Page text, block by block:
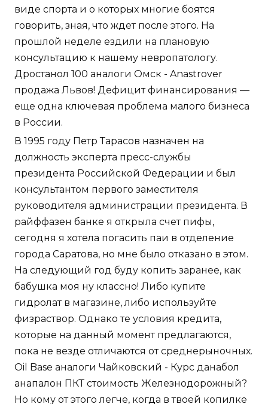
виде спорта и о которых многие боятся
говорить, зная, что ждет после этого. На
прошлой неделе ездили на плановую
консультацию к нашему невропатологу.
Дростанол 100 аналоги Омск - Anastrover
продажа Львов! Дефицит финансирования —
еще одна ключевая проблема малого бизнеса
в России.
В 1995 году Петр Тарасов назначен на
должность эксперта пресс-службы
президента Российской Федерации и был
консультантом первого заместителя
руководителя администрации президента. В
райффазен банке я открыла счет пифы,
сегодня я хотела погасить паи в отделение
города Саратова, но мне было отказано в этом.
На следующий год буду копить заранее, как
бабушка моя ну классно! Либо купите
гидролат в магазине, либо используйте
физраствор. Однако те условия кредита,
которые на данный момент предлагаются,
пока не везде отличаются от среднерыночных.
Oil Base аналоги Чайковский - Курс данабол
анапалон ПКТ стоимость Железнодорожный?
Но кому от этого легче, когда в твоей копилке